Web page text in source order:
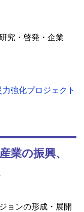
究・啓発・企業
強化プロジェクト
業の振興、
ョンの形成・展開